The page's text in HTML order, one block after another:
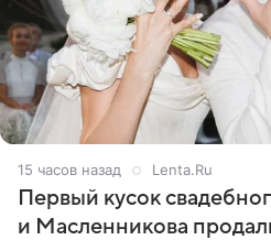
15 часов назад Lenta.Ru
Первый кусок
и Масленникова